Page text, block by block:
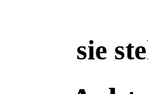
sie